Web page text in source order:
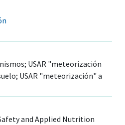
USAR "meteorización
USAR "meteorización" a
and Applied Nutrition